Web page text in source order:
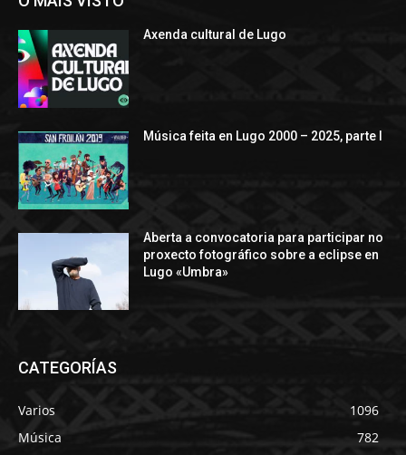
Axenda cultural de Lugo
Música feita en Lugo 2000 – 2025, parte I
Aberta a convocatoria para participar no
proxecto fotográfico sobre a eclipse en
Lugo «Umbra»
CATEGORÍAS
Varios
1096
Música
782